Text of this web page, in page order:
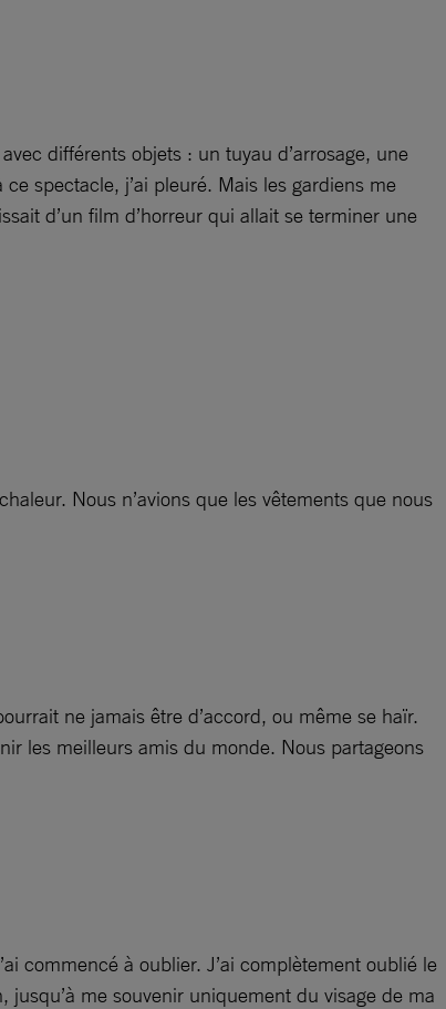
différents objets : un tuyau d’arrosage, une
spectacle, j’ai pleuré. Mais les gardiens me
d’un film d’horreur qui allait se terminer une
Nous n’avions que les vêtements que nous
ne jamais être d’accord, ou même se haïr.
les meilleurs amis du monde. Nous partageons
commencé à oublier. J’ai complètement oublié le
jusqu’à me souvenir uniquement du visage de ma